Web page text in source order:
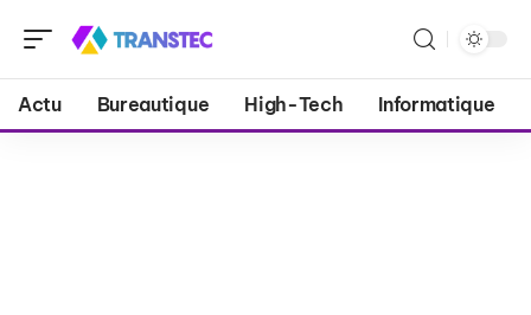
Actu Bureautique High-Tech Informatique